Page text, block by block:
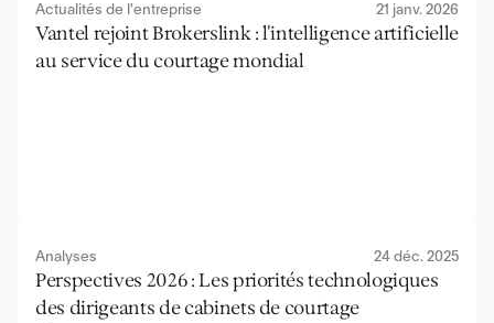
Actualités de l'entreprise 21 janv. 2026
Vantel rejoint Brokerslink : l'intelligence artificielle
au service du courtage mondial
Analyses 24 déc. 2025
Perspectives 2026 : Les priorités technologiques
des dirigeants de cabinets de courtage